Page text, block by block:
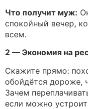
Что получит муж:
спокойный вечер,
всем.
2 — Экономия на
Скажите прямо:
обойдётся дороже,
Зачем
если можно